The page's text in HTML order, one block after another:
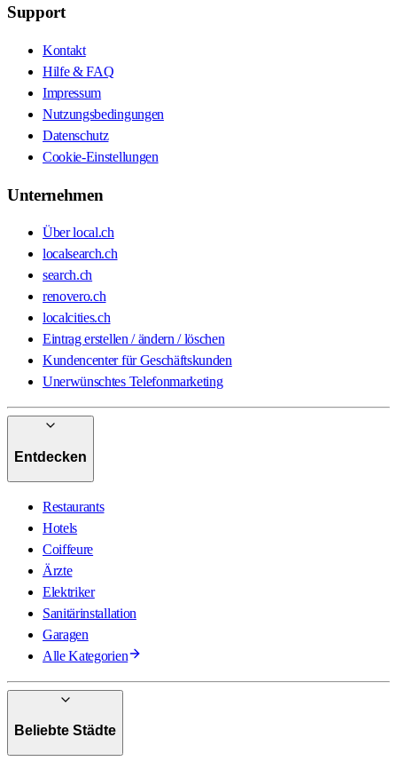
Support
Kontakt
Hilfe & FAQ
Impressum
Nutzungsbedingungen
Datenschutz
Cookie-Einstellungen
Unternehmen
Über local.ch
localsearch.ch
search.ch
renovero.ch
localcities.ch
Eintrag erstellen / ändern / löschen
Kundencenter für Geschäftskunden
Unerwünschtes Telefonmarketing
Entdecken
Restaurants
Hotels
Coiffeure
Ärzte
Elektriker
Sanitärinstallation
Garagen
Alle Kategorien
Beliebte Städte